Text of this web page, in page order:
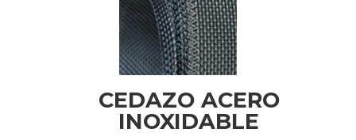
CEDAZO ACERO
INOXIDABLE